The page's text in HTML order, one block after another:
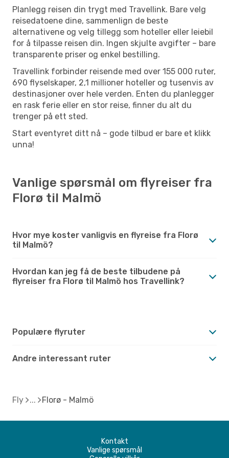
Planlegg reisen din trygt med Travellink. Bare velg
reisedatoene dine, sammenlign de beste
alternativene og velg tillegg som hoteller eller leiebil
for å tilpasse reisen din. Ingen skjulte avgifter – bare
transparente priser og enkel bestilling.
Travellink forbinder reisende med over 155 000 ruter,
690 flyselskaper, 2,1 millioner hoteller og tusenvis av
destinasjoner over hele verden. Enten du planlegger
en rask ferie eller en stor reise, finner du alt du
trenger på ett sted.
Start eventyret ditt nå – gode tilbud er bare et klikk
unna!
Vanlige spørsmål om flyreiser fra
Florø til Malmö
Hvor mye koster vanligvis en flyreise fra Florø
til Malmö?
Hvordan kan jeg få de beste tilbudene på
flyreiser fra Florø til Malmö hos Travellink?
Populære flyruter
Andre interessant ruter
Fly Florø - Malmö
Kontakt
Vanlige spørsmål